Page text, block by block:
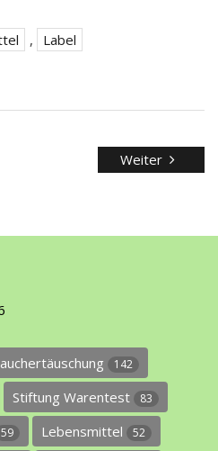
, Label
Weiter
142
Stiftung Warentest 83
59 Lebensmittel 52